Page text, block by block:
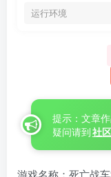
运行环境
提示：文章
疑问请到社
游戏名称：死亡战